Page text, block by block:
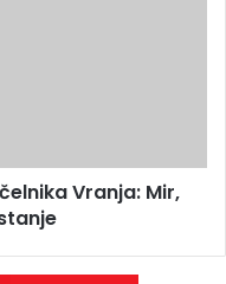
Vranja: Mir,